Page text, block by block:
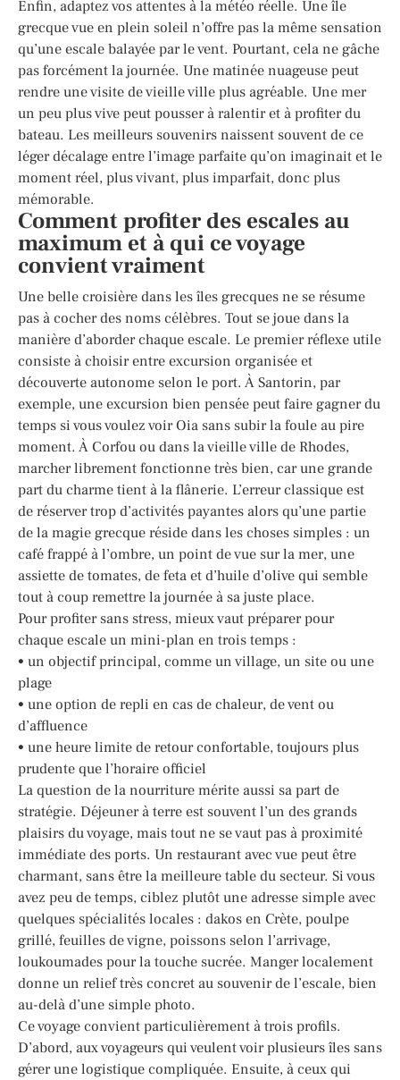
Enfin, adaptez vos attentes à la météo réelle. Une île
grecque vue en plein soleil n’offre pas la même sensation
qu’une escale balayée par le vent. Pourtant, cela ne gâche
pas forcément la journée. Une matinée nuageuse peut
rendre une visite de vieille ville plus agréable. Une mer
un peu plus vive peut pousser à ralentir et à profiter du
bateau. Les meilleurs souvenirs naissent souvent de ce
léger décalage entre l’image parfaite qu’on imaginait et le
moment réel, plus vivant, plus imparfait, donc plus
mémorable.
Comment profiter des escales au
maximum et à qui ce voyage
convient vraiment
Une belle croisière dans les îles grecques ne se résume
pas à cocher des noms célèbres. Tout se joue dans la
manière d’aborder chaque escale. Le premier réflexe utile
consiste à choisir entre excursion organisée et
découverte autonome selon le port. À Santorin, par
exemple, une excursion bien pensée peut faire gagner du
temps si vous voulez voir Oia sans subir la foule au pire
moment. À Corfou ou dans la vieille ville de Rhodes,
marcher librement fonctionne très bien, car une grande
part du charme tient à la flânerie. L’erreur classique est
de réserver trop d’activités payantes alors qu’une partie
de la magie grecque réside dans les choses simples : un
café frappé à l’ombre, un point de vue sur la mer, une
assiette de tomates, de feta et d’huile d’olive qui semble
tout à coup remettre la journée à sa juste place.
Pour profiter sans stress, mieux vaut préparer pour
chaque escale un mini-plan en trois temps :
• un objectif principal, comme un village, un site ou une
plage
• une option de repli en cas de chaleur, de vent ou
d’affluence
• une heure limite de retour confortable, toujours plus
prudente que l’horaire officiel
La question de la nourriture mérite aussi sa part de
stratégie. Déjeuner à terre est souvent l’un des grands
plaisirs du voyage, mais tout ne se vaut pas à proximité
immédiate des ports. Un restaurant avec vue peut être
charmant, sans être la meilleure table du secteur. Si vous
avez peu de temps, ciblez plutôt une adresse simple avec
quelques spécialités locales : dakos en Crète, poulpe
grillé, feuilles de vigne, poissons selon l’arrivage,
loukoumades pour la touche sucrée. Manger localement
donne un relief très concret au souvenir de l’escale, bien
au-delà d’une simple photo.
Ce voyage convient particulièrement à trois profils.
D’abord, aux voyageurs qui veulent voir plusieurs îles sans
gérer une logistique compliquée. Ensuite, à ceux qui